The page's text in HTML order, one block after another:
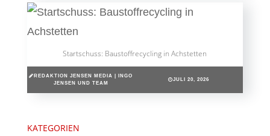
Startschuss: Baustoffrecycling in Achstetten
REDAKTION JENSEN MEDIA | INGO
JENSEN UND TEAM
JULI 20, 2026
KATEGORIEN